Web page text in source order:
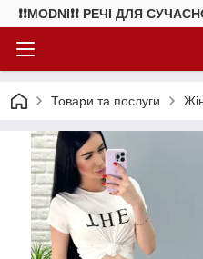
❗❗MODNI❗❗ РЕЧІ ДЛЯ
Товари та послуги